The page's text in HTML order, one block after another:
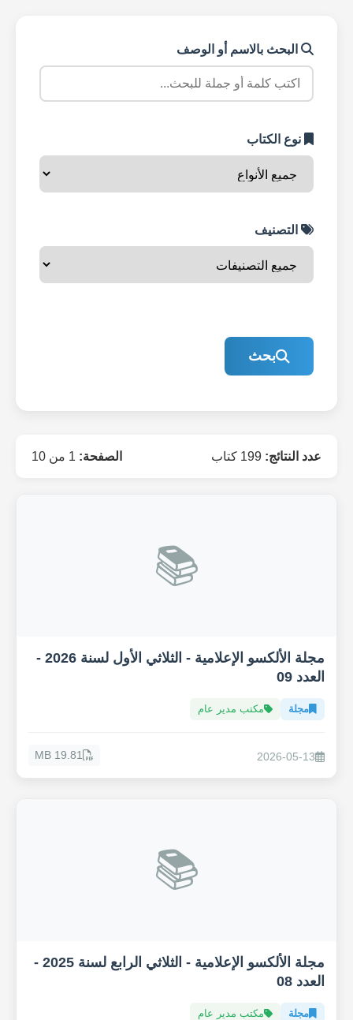
البحث بالاسم أو الوصف
نوع الكتاب
التصنيف
بحث
عدد النتائج: الصفحة:
📚
مجلة الألكسو الإعلامية - الثلاثي الأول لسنة 2026 -
العدد 09
مجلة مكتب مدير عام
2026-05-13
19.81 MB
📚
مجلة الألكسو الإعلامية - الثلاثي الرابع لسنة 2025 -
العدد 08
مجلة مكتب مدير عام